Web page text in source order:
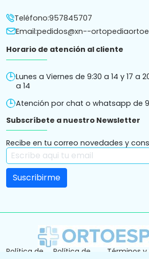
Política de
cookies
Política de
Términos y
Ortopedia Ortoespaña S.L. ha sido
las PYMES, y gracias al cual ha puesto
Acción con el objetivo de reforzar la
competitividad de las pymes durante el
ha contado con el apoyo del Programa
crecimiento, la competitividad y la
personas trabajadoras autónomas y
artesanas, mediante la mejora del
productivo, instalaciones u otros